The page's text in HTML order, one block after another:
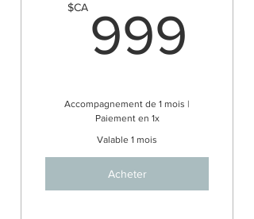
$CA 999
Accompagnement de 1 mois |
Paiement en 1x
Valable 1 mois
Acheter